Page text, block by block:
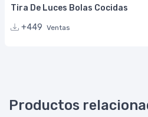
Tira De Luces Bolas Cocidas
+449 Ventas
Productos